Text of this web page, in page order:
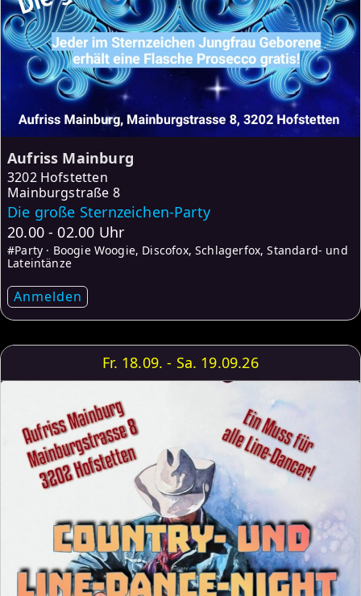
Aufriss Mainburg
3202 Hofstetten
Mainburgstraße 8
Die große Sternzeichen-Party
20.00 - 02.00 Uhr
#Party · Boogie Woogie, Discofox, Schlagerfox, Standard- und
Lateintänze
Anmelden
Fr. 18.09. - Sa. 19.09.26